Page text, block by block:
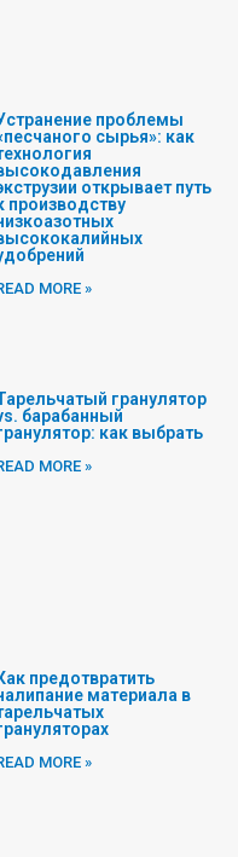
проблемы
сырья»: как
открывает путь
производству
MORE »
гранулятор
барабанный
как выбрать
MORE »
предотвратить
материала в
MORE »